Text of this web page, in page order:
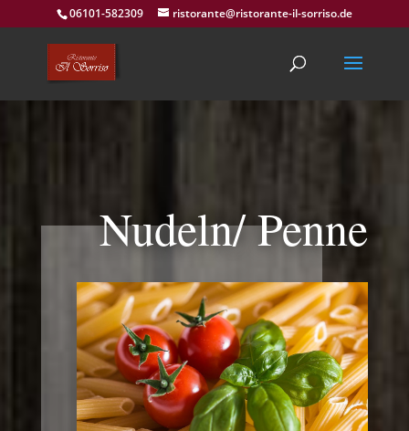
06101-582309 ristorante@ristorante-il-sorriso.de
Nudeln/ Penne